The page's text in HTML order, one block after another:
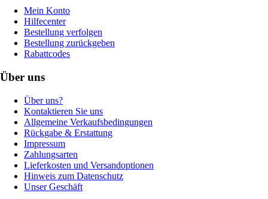
Mein Konto
Hilfecenter
Bestellung verfolgen
Bestellung zurückgeben
Rabattcodes
Über uns
Über uns?
Kontaktieren Sie uns
Allgemeine Verkaufsbedingungen
Rückgabe & Erstattung
Impressum
Zahlungsarten
Lieferkosten und Versandoptionen
Hinweis zum Datenschutz
Unser Geschäft